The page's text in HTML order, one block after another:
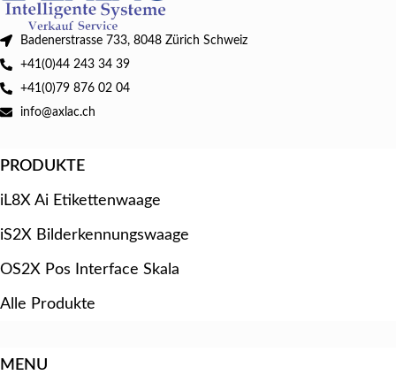
Badenerstrasse 733, 8048 Zürich Schweiz
+41(0)44 243 34 39
+41(0)79 876 02 04
info@axlac.ch
PRODUKTE
iL8X Ai Etikettenwaage
iS2X Bilderkennungswaage
OS2X Pos Interface Skala
Alle Produkte
MENU